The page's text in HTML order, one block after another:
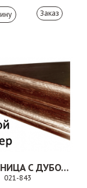
Заказ
СТОЛЕШНИЦА С ДУБОВОЙ КРОМКОЙ
021-843